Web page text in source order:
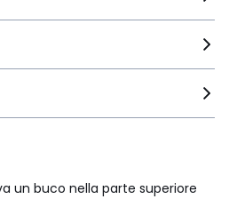
un buco nella parte superiore